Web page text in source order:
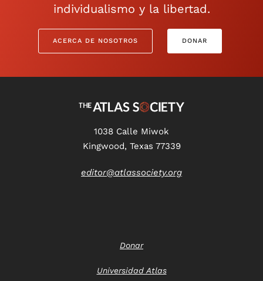
individualismo y la libertad.
ACERCA DE NOSOTROS DONAR
1038 Calle Miwok
Kingwood, Texas 77339
editor@atlassociety.org
Donar
Universidad Atlas